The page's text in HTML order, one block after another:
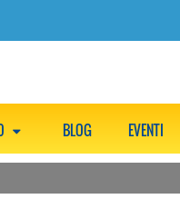
BLOG EVENTI